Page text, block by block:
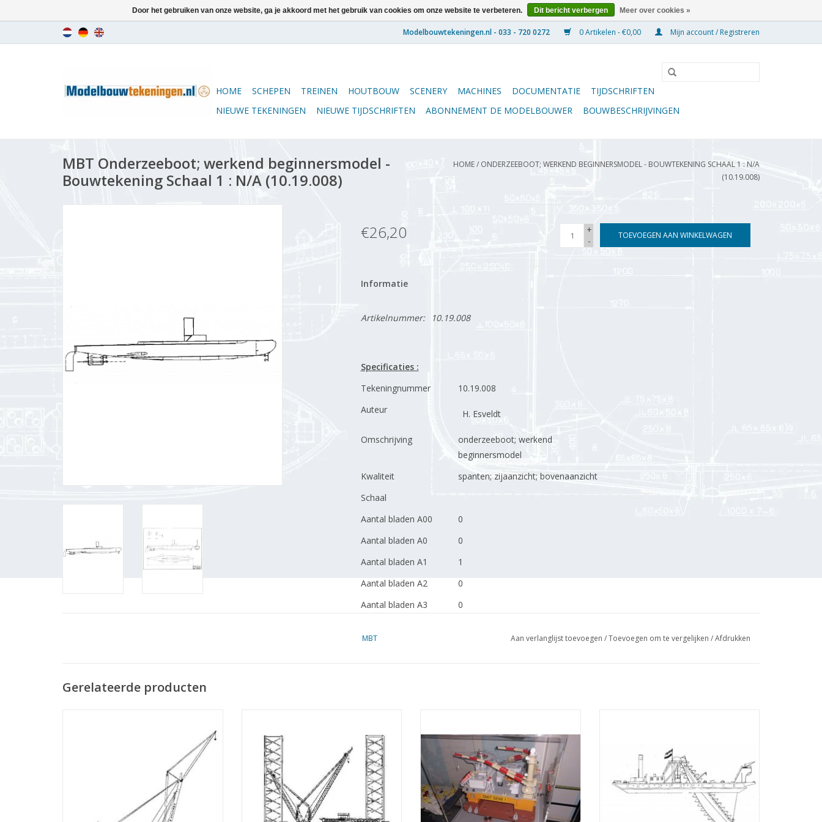
0 Artikelen - €0,00 Mijn account / Registreren
HOME SCHEPEN TREINEN HOUTBOUW SCENERY MACHINES DOCUMENTATIE
TIJDSCHRIFTEN
NIEUWE TEKENINGEN
NIEUWE TIJDSCHRIFTEN ABONNEMENT DE MODELBOUWER BOUWBESCHRIJVINGEN
MBT Onderzeeboot; werkend beginnersmodel -
Bouwtekening Schaal 1 : N/A (10.19.008)
HOME/ ONDERZEEBOOT; WERKEND BEGINNERSMODEL - BOUWTEKENING SCHAAL 1 : N/A
(10.19.008)
€26,20
+
-
TOEVOEGEN AAN WINKELWAGEN
Informatie
Artikelnummer: 10.19.008
Specificaties :
Tekeningnummer
10.19.008
Auteur
H. Esveldt
Omschrijving
onderzeeboot; werkend
beginnersmodel
Kwaliteit
spanten; zijaanzicht; bovenaanzicht
Schaal
Aantal bladen A00
0
Aantal bladen A0
0
Aantal bladen A1
1
Aantal bladen A2
0
Aantal bladen A3
0
dM 1999/1
Kopie artikel: 12.19.008 (2 blz)
De voortbeweging is met
MBT Aan verlanglijst toevoegen /Toevoegen om te vergelijken /Afdrukken
Gerelateerde producten
TOEVOEGEN AAN WINKELWAGEN
TOEVOEGEN AAN WINKELWAGEN
1 : 100 (10.19.006)
TOEVOEGEN AAN WINKELWAGEN
TOEVOEGEN AAN WINKELWAGEN
Door het gebruiken van onze website, ga je akkoord met het gebruik van cookies om onze website te verbeteren. Dit bericht verbergen Meer over cookies »